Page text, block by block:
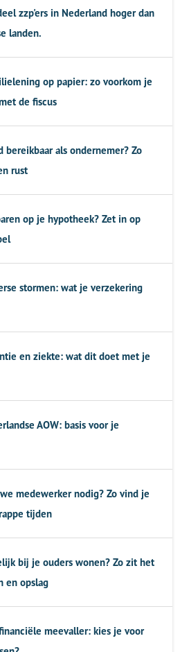
zzp'ers in Nederland hoger dan
landen.
op papier: zo voorkom je
de fiscus
bereikbaar als ondernemer? Zo
rust
op je hypotheek? Zet in op
stormen: wat je verzekering
en ziekte: wat dit doet met je
AOW: basis voor je
medewerker nodig? Zo vind je
tijden
bij je ouders wonen? Zo zit het
en opslag
meevaller: kies je voor